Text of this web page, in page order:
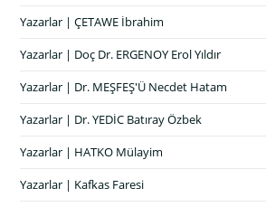
Yazarlar | ÇETAWE İbrahim
Yazarlar | Doç Dr. ERGENOY Erol Yıldır
Yazarlar | Dr. MEŞFEŞ'Ü Necdet Hatam
Yazarlar | Dr. YEDİC Batıray Özbek
Yazarlar | HATKO Mülayim
Yazarlar | Kafkas Faresi